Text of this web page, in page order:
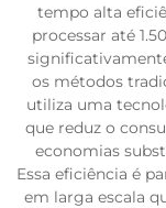
tempo alta
processar até
os métodos
utiliza uma
que reduz o
economias
Essa eficiência é
em larga escala